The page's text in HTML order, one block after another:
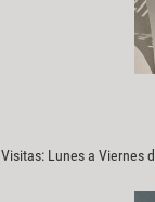
Visitas: Lunes a Viernes